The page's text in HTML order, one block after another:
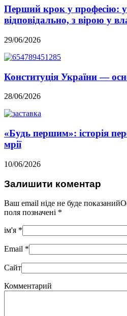
Перший крок у професію:
відповідально, з вірою у
29/06/2026
Конституція України —
28/06/2026
«Будь першим»: історія
мрії
10/06/2026
Залишити коментар
Ваш email ніде не буде
поля позначені *
ім'я *
Email *
Сайт
Комментарий